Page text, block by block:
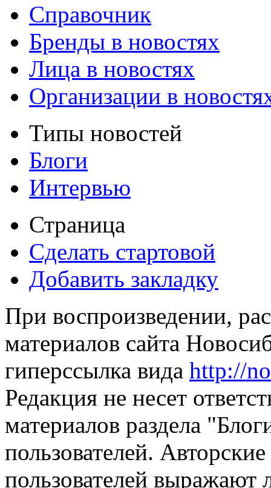
Справочник
Бренды в новостях
Лица в новостях
Организации в
Типы новостей
Блоги
Интервью
Страница
Сделать стартовой
Добавить закладку
При воспроизведении,
материалов сайта
гиперссылка вида http://
Редакция не несет
материалов раздела
пользователей.
пользователей выражают